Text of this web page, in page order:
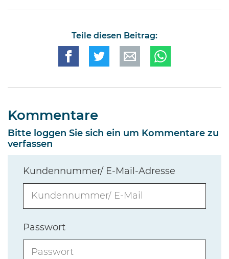
Teile diesen Beitrag:
Kommentare
Bitte loggen Sie sich ein um Kommentare zu
verfassen
Kundennummer/ E-Mail-Adresse
Passwort